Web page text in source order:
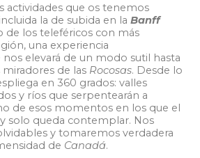
actividades que os tenemos
la de subida en la Banff
de los teleféricos con más
una experiencia
elevará de un modo sutil hasta
de las Rocosas. Desde lo
en 360 grados: valles
y ríos que serpentearán a
de esos momentos en los que el
solo queda contemplar. Nos
y tomaremos verdadera
de Canadá.